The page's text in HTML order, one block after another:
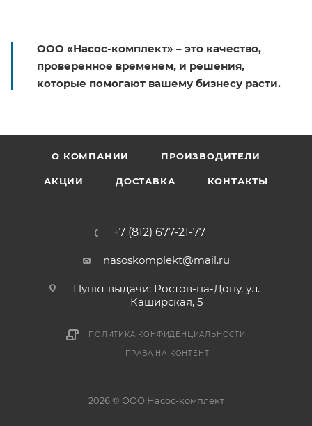
ООО «Насос-комплект» – это качество,
проверенное временем, и решения,
которые помогают вашему бизнесу расти.
О КОМПАНИИ ПРОИЗВОДИТЕЛИ
АКЦИИ ДОСТАВКА КОНТАКТЫ
+7 (812) 677-21-77
nasoskomplekt@mail.ru
Пункт выдачи: Ростов-на-Дону, ул.
Каширская, 5
ПОЛИТИКА КОНФИДЕНЦИАЛЬНОСТИ
ПРАВА НА КОНТЕНТ
2026 © ООО Насос-комплект